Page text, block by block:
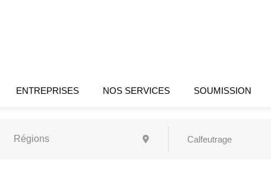
ENTREPRISES NOS SERVICES SOUMISSION
Calfeutrage